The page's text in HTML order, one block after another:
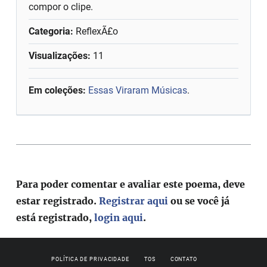
compor o clipe.
Categoria: ReflexÃ£o
Visualizações: 11
Em coleções: Essas Viraram Músicas.
Para poder comentar e avaliar este poema, deve
estar registrado.Registrar aqui ou se você já
está registrado,login aqui.
POLÍTICA DE PRIVACIDADE TOS CONTATO